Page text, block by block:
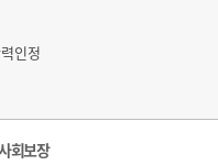
인정
회보장